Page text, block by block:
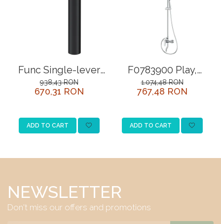
Func Single-lever
tall basin mixer,
black
938,43 RON
670,31 RON
ADD TO CART
F0783900 Play,
ShowerSpot with
mechanical shower
1.074,48 RON
767,48 RON
ADD TO CART
NEWSLETTER
Don't miss our offers and promotions